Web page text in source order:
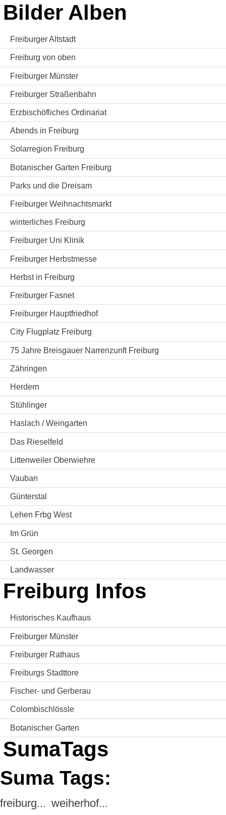
Bilder Alben
Freiburger Altstadt
Freiburg von oben
Freiburger Münster
Freiburger Straßenbahn
Erzbischöfliches Ordinariat
Abends in Freiburg
Solarregion Freiburg
Botanischer Garten Freiburg
Parks und die Dreisam
Freiburger Weihnachtsmarkt
winterliches Freiburg
Freiburger Uni Klinik
Freiburger Herbstmesse
Herbst in Freiburg
Freiburger Fasnet
Freiburger Hauptfriedhof
City Flugplatz Freiburg
75 Jahre Breisgauer Narrenzunft Freiburg
Zähringen
Herdern
Stühlinger
Haslach / Weingarten
Das Rieselfeld
Littenweiler Oberwiehre
Vauban
Günterstal
Lehen Frbg West
Im Grün
St. Georgen
Landwasser
Freiburg Infos
Historisches Kaufhaus
Freiburger Münster
Freiburger Rathaus
Freiburgs Stadttore
Fischer- und Gerberau
Colombischlössle
Botanischer Garten
SumaTags
Suma Tags:
freiburg... weiherhof...